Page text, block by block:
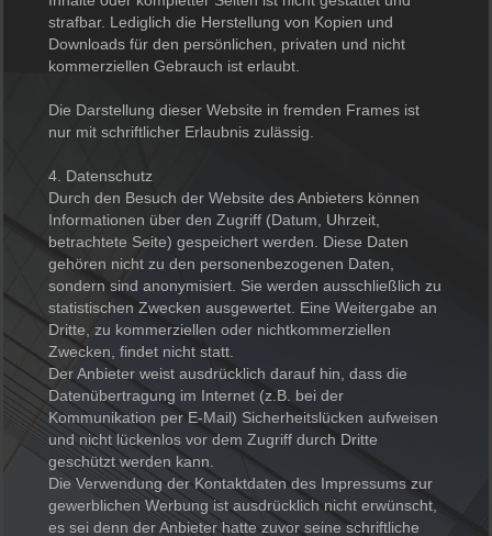
strafbar. Lediglich die Herstellung von Kopien und
Downloads für den persönlichen, privaten und nicht
kommerziellen Gebrauch ist erlaubt.
Die Darstellung dieser Website in fremden Frames ist
nur mit schriftlicher Erlaubnis zulässig.
4. Datenschutz
Durch den Besuch der Website des Anbieters können
Informationen über den Zugriff (Datum, Uhrzeit,
betrachtete Seite) gespeichert werden. Diese Daten
gehören nicht zu den personenbezogenen Daten,
sondern sind anonymisiert. Sie werden ausschließlich zu
statistischen Zwecken ausgewertet. Eine Weitergabe an
Dritte, zu kommerziellen oder nichtkommerziellen
Zwecken, findet nicht statt.
Der Anbieter weist ausdrücklich darauf hin, dass die
Datenübertragung im Internet (z.B. bei der
Kommunikation per E-Mail) Sicherheitslücken aufweisen
und nicht lückenlos vor dem Zugriff durch Dritte
geschützt werden kann.
Die Verwendung der Kontaktdaten des Impressums zur
gewerblichen Werbung ist ausdrücklich nicht erwünscht,
es sei denn der Anbieter hatte zuvor seine schriftliche